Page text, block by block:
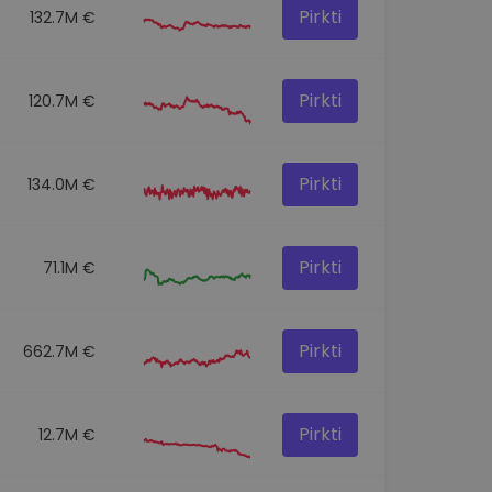
132.7M € Pirkti
120.7M € Pirkti
134.0M € Pirkti
71.1M € Pirkti
662.7M € Pirkti
12.7M € Pirkti